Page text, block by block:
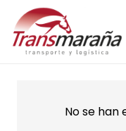
No se han